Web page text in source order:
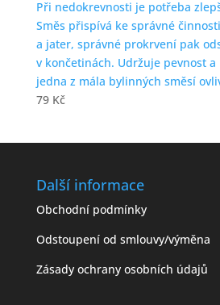
Při nedokrevnosti je potřeba
Směs přispívá ke správné
a jater, správné prokrvení pak
v končetinách. Udržuje pevnost
jedna z mála bylinných směsí
79 Kč
Další informace
Obchodní podmínky
Odstoupení od smlouvy/výměna
Zásady ochrany osobních údajů